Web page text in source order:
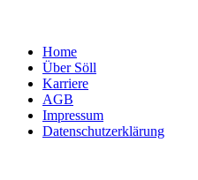
Home
Über Söll
Karriere
AGB
Impressum
Datenschutzerklärung